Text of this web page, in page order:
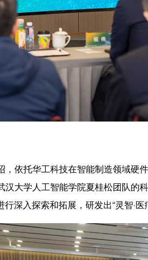
依托华工科技在智能制造领域硬
汉大学人工智能学院夏桂松团队的
深入探索和拓展，研发出“灵智·医